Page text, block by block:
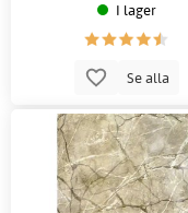
I lager
Se alla